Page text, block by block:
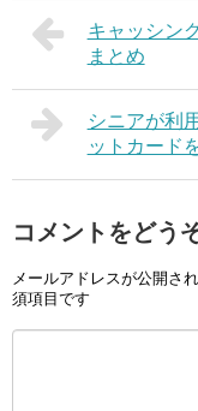
キャッシン
まとめ
シニアが利
ットカード
コメントをどう
メールアドレスが公開さ
須項目です